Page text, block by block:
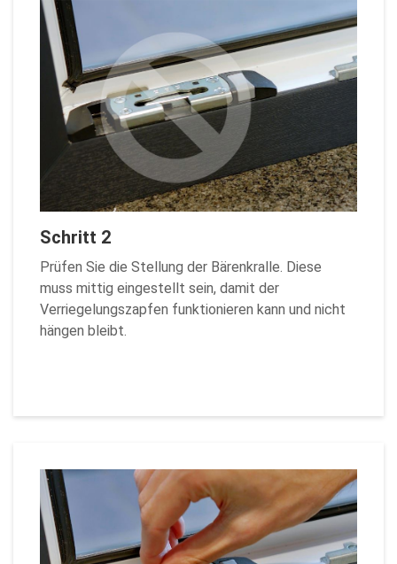
Schritt 2
Prüfen Sie die Stellung der Bärenkralle. Diese
muss mittig eingestellt sein, damit der
Verriegelungszapfen funktionieren kann und nicht
hängen bleibt.